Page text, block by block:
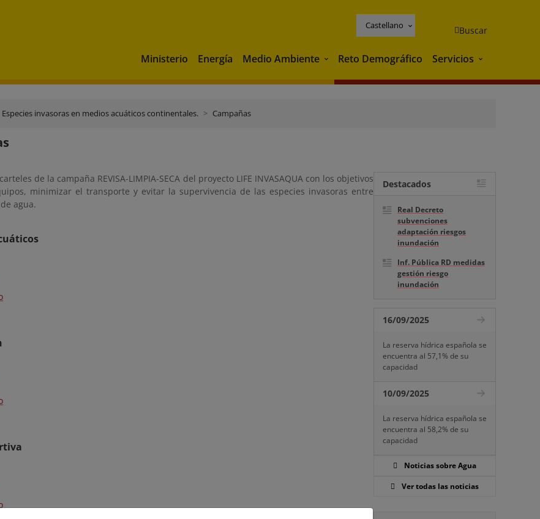
Castellano Buscar
Ministerio Energía Medio Ambiente Medio Ambiente
Reto Demográfico Servicios Servicios
Especies invasoras en medios acuáticos continentales. Campañas
de la campaña REVISA-LIMPIA-SECA del proyecto LIFE INVASAQUA con los objetivos
minimizar el transporte y evitar la supervivencia de las especies invasoras entre
agua.
Destacados
Real Decreto
subvenciones
adaptación riesgos
inundación
Inf. Pública RD medidas
gestión riesgo
inundación
16/09/2025
La reserva hídrica española se
encuentra al 57,1% de su
capacidad
10/09/2025
La reserva hídrica española se
encuentra al 58,2% de su
capacidad
Noticias sobre Agua
Ver todas las noticias